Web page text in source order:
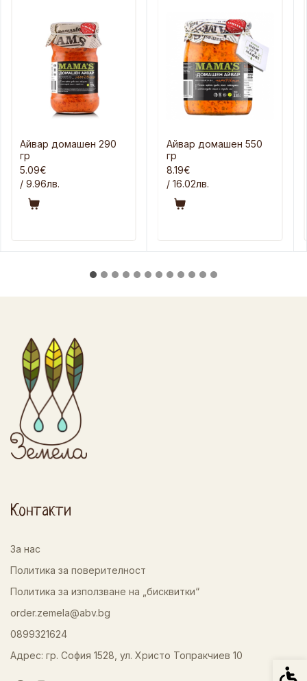
Айвар домашен 290
гр
5.09€
/ 9.96лв.
Айвар домашен 550
гр
8.19€
/ 16.02лв.
Контакти
За нас
Политика за поверителност
Политика за използване на „бисквитки“
order.zemela@abv.bg
0899321624
Адрес: гр. София 1528, ул. Христо Топракчиев 10